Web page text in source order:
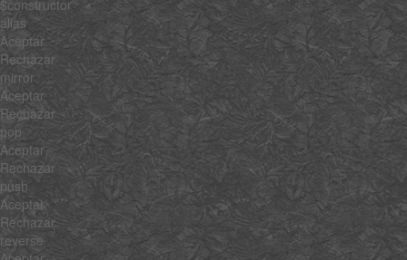
$constructor
alias
Aceptar
Rechazar
mirror
Aceptar
Rechazar
pop
Aceptar
Rechazar
push
Aceptar
Rechazar
reverse